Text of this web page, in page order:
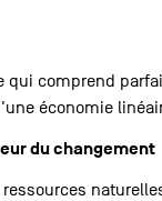
qui comprend
économie
du changement
ressources